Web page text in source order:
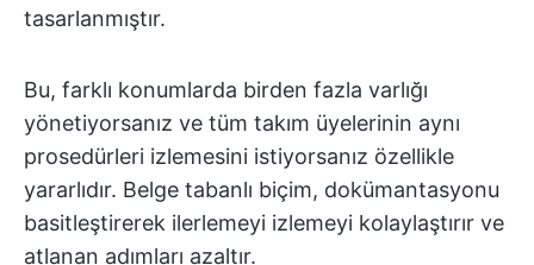
tasarlanmıştır.
Bu, farklı konumlarda birden fazla varlığı
yönetiyorsanız ve tüm takım üyelerinin aynı
prosedürleri izlemesini istiyorsanız özellikle
yararlıdır. Belge tabanlı biçim, dokümantasyonu
basitleştirerek ilerlemeyi izlemeyi kolaylaştırır ve
atlanan adımları azaltır.